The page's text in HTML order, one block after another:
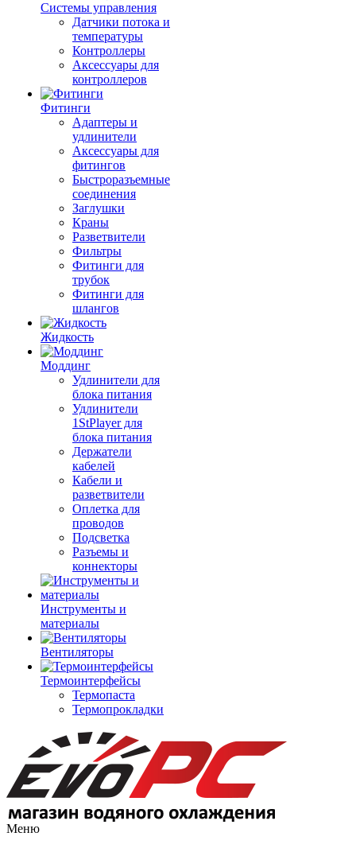
Системы управления
Датчики потока и
температуры
Контроллеры
Аксессуары для
контроллеров
Фитинги
Адаптеры и
удлинители
Аксессуары для
фитингов
Быстроразъемные
соединения
Заглушки
Краны
Разветвители
Фильтры
Фитинги для
трубок
Фитинги для
шлангов
Жидкость
Моддинг
Удлинители для
блока питания
Удлинители
1StPlayer для
блока питания
Держатели
кабелей
Кабели и
разветвители
Оплетка для
проводов
Подсветка
Разъемы и
коннекторы
Инструменты и
материалы
Вентиляторы
Термоинтерфейсы
Термопаста
Термопрокладки
Меню